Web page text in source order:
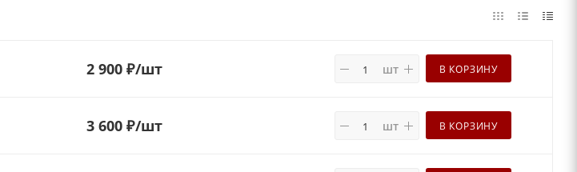
2 900 ₽/шт шт В КОРЗИНУ
3 600 ₽/шт шт В КОРЗИНУ